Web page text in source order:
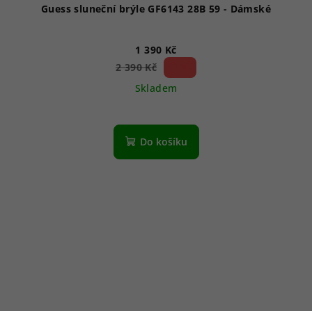
Guess sluneční brýle GF6143 28B 59 - Dámské
1 390 Kč
2 390 Kč
Skladem
Do košíku